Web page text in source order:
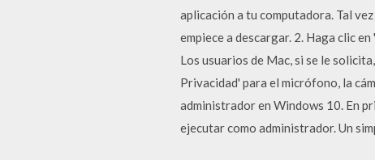
aplicación a tu computadora. Tal
empiece a descargar. 2. Haga clic
Los usuarios de Mac, si se le
Privacidad' para el micrófono, la
administrador en Windows 10. En
ejecutar como administrador. Un